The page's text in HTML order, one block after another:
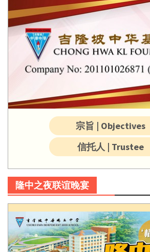
宗旨 | Objectives
信托人 | Trustee
隆中之夜联谊晚宴